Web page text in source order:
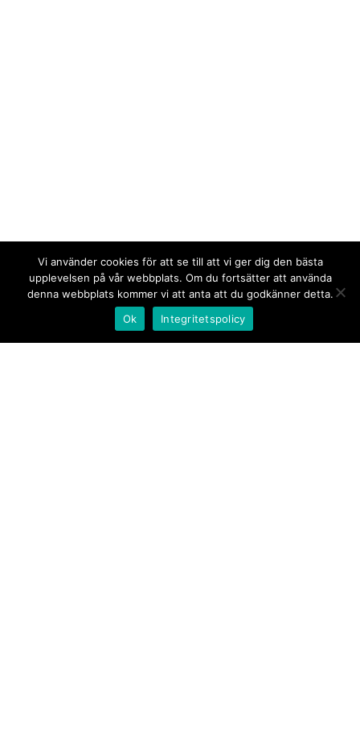
Vi använder cookies för att se till att vi ger dig den bästa
upplevelsen på vår webbplats. Om du fortsätter att använda
denna webbplats kommer vi att anta att du godkänner detta.
Ok
Integritetspolicy